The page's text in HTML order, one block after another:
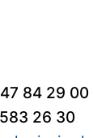
84 29 00
26 30